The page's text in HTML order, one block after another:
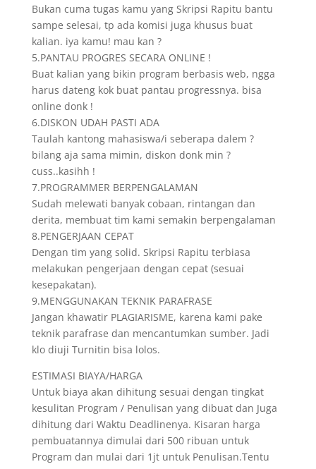
Bukan cuma tugas kamu yang Skripsi Rapitu bantu
sampe selesai, tp ada komisi juga khusus buat
kalian. iya kamu! mau kan ?
5.PANTAU PROGRES SECARA ONLINE !
Buat kalian yang bikin program berbasis web, ngga
harus dateng kok buat pantau progressnya. bisa
online donk !
6.DISKON UDAH PASTI ADA
Taulah kantong mahasiswa/i seberapa dalem ?
bilang aja sama mimin, diskon donk min ?
cuss..kasihh !
7.PROGRAMMER BERPENGALAMAN
Sudah melewati banyak cobaan, rintangan dan
derita, membuat tim kami semakin berpengalaman
8.PENGERJAAN CEPAT
Dengan tim yang solid. Skripsi Rapitu terbiasa
melakukan pengerjaan dengan cepat (sesuai
kesepakatan).
9.MENGGUNAKAN TEKNIK PARAFRASE
Jangan khawatir PLAGIARISME, karena kami pake
teknik parafrase dan mencantumkan sumber. Jadi
klo diuji Turnitin bisa lolos.
ESTIMASI BIAYA/HARGA
Untuk biaya akan dihitung sesuai dengan tingkat
kesulitan Program / Penulisan yang dibuat dan Juga
dihitung dari Waktu Deadlinenya. Kisaran harga
pembuatannya dimulai dari 500 ribuan untuk
Program dan mulai dari 1jt untuk Penulisan.Tentu